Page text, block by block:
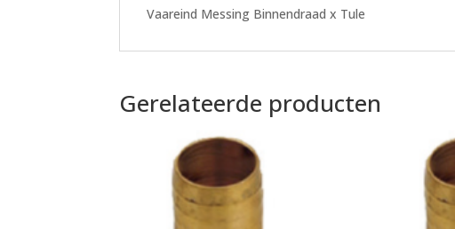
Vaareind Messing Binnendraad x Tule
Gerelateerde producten